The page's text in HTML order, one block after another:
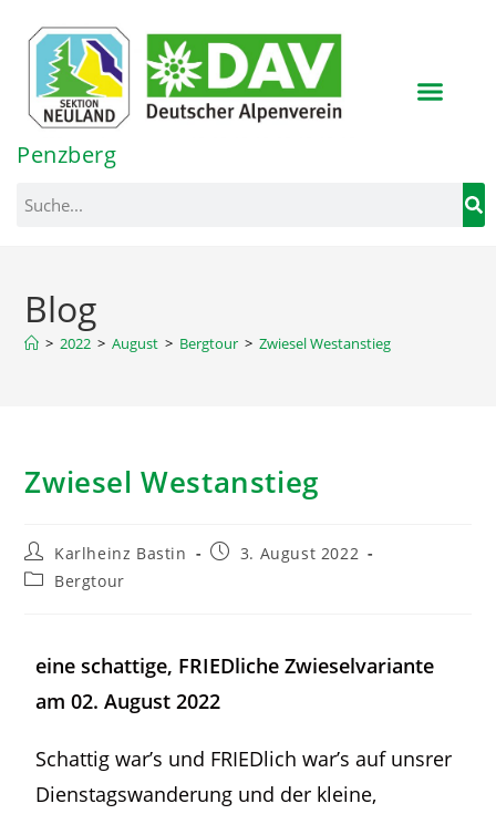
springen
Penzberg
Blog
> 2022 > August > Bergtour > Zwiesel Westanstieg
Zwiesel Westanstieg
Karlheinz Bastin
3. August 2022
Bergtour
eine schattige, FRIEDliche Zwieselvariante
am 02. August 2022
Schattig war’s und FRIEDlich war’s auf unsrer
Dienstagswanderung und der kleine,